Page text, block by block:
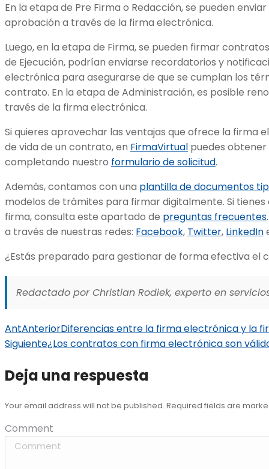
En la etapa de Pre Firma o Redacción, se pueden
aprobación a través de la firma electrónica.
Luego, en la etapa de Firma, se pueden firmar
de Ejecución, podrían enviarse recordatorios y
electrónica para asegurarse de que se cumplan los
contrato. En la etapa de Administración, es posible
través de la firma electrónica.
Si quieres aprovechar las ventajas que ofrece la firma
de vida de un contrato, en FirmaVirtual puedes
completando nuestro formulario de solicitud.
Además, contamos con una plantilla de documentos
modelos de trámites para firmar digitalmente. Si tienes
firma, consulta este apartado de preguntas frecuentes
a través de nuestras redes: Facebook, Twitter, LinkedIn
¿Estás preparado para gestionar de forma efectiva el
Redactado por Christian Rodiek, experto en
AntAnteriorDiferencias entre la firma electrónica y la
Siguiente¿Los contratos con firma electrónica son
Deja una respuesta
Your email address will not be published. Required fields are
Comment